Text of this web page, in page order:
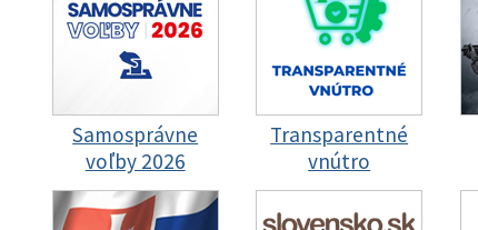
Samosprávne
voľby 2026
Transparentné
vnútro